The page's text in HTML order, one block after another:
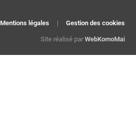
Mentions légales | Gestion des cookies
Site réalisé par WebKomoMai